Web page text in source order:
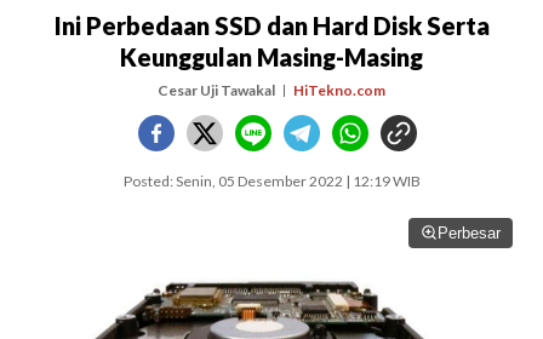
Ini Perbedaan SSD dan Hard Disk Serta
Keunggulan Masing-Masing
Cesar Uji Tawakal HiTekno.com
Posted: Senin, 05 Desember 2022 | 12:19 WIB
Perbesar